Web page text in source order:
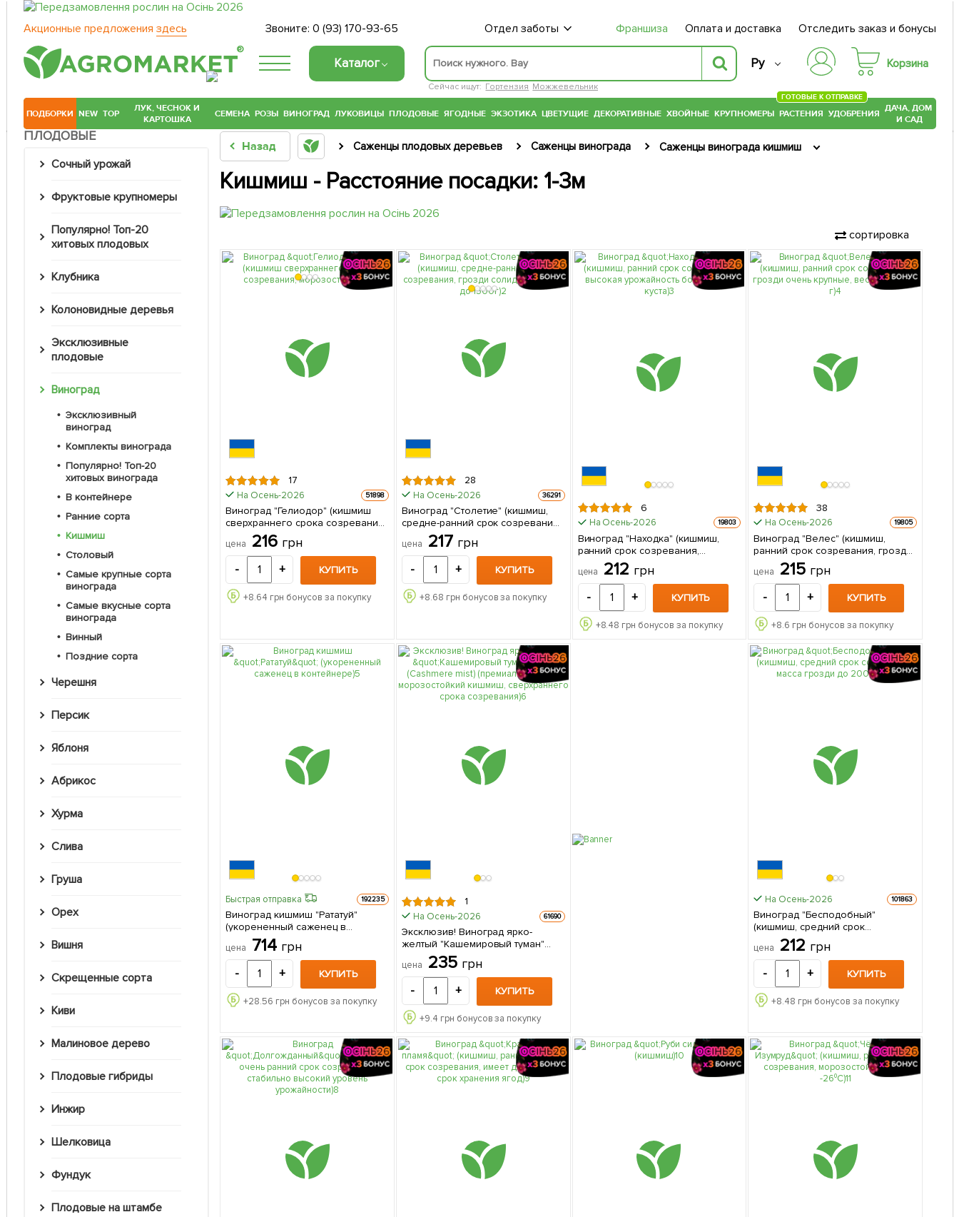
Акционные предложения здесь Звоните:0 (93) 170-93-65 Отдел заботы Франшиза Оплата и доставка Отследить заказ и бонусы
®
Каталог
Сейчас ищут: Гортензия Можжевельник
Ру Корзина
ПОДБОРКИ NEW TOP
ЛУК, ЧЕСНОК И
КАРТОШКА
СЕМЕНА РОЗЫ ВИНОГРАД ЛУКОВИЦЫ ПЛОДОВЫЕ ЯГОДНЫЕ ЭКЗОТИКА ЦВЕТУЩИЕ ДЕКОРАТИВНЫЕ ХВОЙНЫЕ КРУПНОМЕРЫ РАСТЕНИЯ
ГОТОВЫЕ К ОТПРАВКЕ
УДОБРЕНИЯ ДАЧА, ДОМ
И САД
ПЛОДОВЫЕ
Сочный урожай
Фруктовые крупномеры
Популярно! Топ-20
хитовых плодовых
Клубника
Колоновидные деревья
Эксклюзивные
плодовые
Виноград
Эксклюзивный
виноград
Комплекты винограда
Популярно! Топ-20
хитовых винограда
В контейнере
Ранние сорта
Кишмиш
Столовый
Самые крупные сорта
винограда
Самые вкусные сорта
винограда
Винный
Поздние сорта
Черешня
Персик
Яблоня
Абрикос
Хурма
Слива
Груша
Орех
Вишня
Скрещенные сорта
Киви
Малиновое дерево
Плодовые гибриды
Инжир
Шелковица
Фундук
Плодовые на штамбе
Назад Саженцы плодовых деревьев Саженцы винограда Саженцы винограда кишмиш
Кишмиш - Расстояние посадки: 1-3м
сортировка
17
На Осень-2026 51898
Виноград "Гелиодор" (кишмиш
сверхраннего срока созревания,
морозостойкий) 1 саженец в
упаковке
цена 216 грн
- + КУПИТЬ
+8.64 грн бонусов за покупку
28
На Осень-2026 36291
Виноград "Столетие" (кишмиш,
средне-ранний срок созревания,
грозди солидные весом до
1500г) 1 саженец в упаковке
цена 217 грн
- + КУПИТЬ
+8.68 грн бонусов за покупку
6
На Осень-2026 19803
Виноград "Находка" (кишмиш,
ранний срок созревания,
высокая урожайность более 6кг
с куста) 1 саженец в упаковке
цена 212 грн
- + КУПИТЬ
+8.48 грн бонусов за покупку
38
На Осень-2026 19805
Виноград "Велес" (кишмиш,
ранний срок созревания, грозди
очень крупные, весом до 1500 г)
1 саженец в упаковке
цена 215 грн
- + КУПИТЬ
+8.6 грн бонусов за покупку
Быстрая отправка 192235
Виноград кишмиш "Рататуй"
(укорененный саженец в
контейнере) 1 саженец в
упаковке
цена 714 грн
- + КУПИТЬ
+28.56 грн бонусов за покупку
1
На Осень-2026 61690
Эксклюзив! Виноград ярко-
желтый "Кашемировый туман"
(Cashmere mist) (премиальный
сорт, морозостойкий кишмиш,
сверхраннего срока созревания)
1 саженец в упаковке
цена 235 грн
- + КУПИТЬ
+9.4 грн бонусов за покупку
На Осень-2026 101863
Виноград "Бесподобный"
(кишмиш, средний срок
созревания, масса грозди до
2000 гр) 1 саженец в упаковке
цена 212 грн
- + КУПИТЬ
+8.48 грн бонусов за покупку